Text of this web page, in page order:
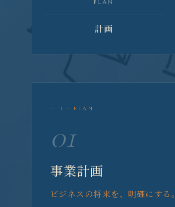
PLAN
計画
— I · PLAN
01
事業計画
ビジネスの将来を、明確にする。